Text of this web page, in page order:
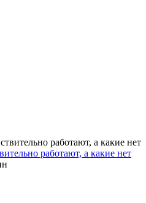
работают, а какие нет